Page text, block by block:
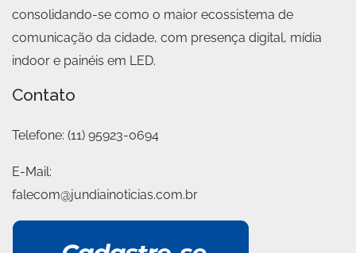
consolidando-se como o maior ecossistema de
comunicação da cidade, com presença digital, mídia
indoor e painéis em LED.
Contato
Telefone: (11) 95923-0694
E-Mail:
falecom@jundiainoticias.com.br